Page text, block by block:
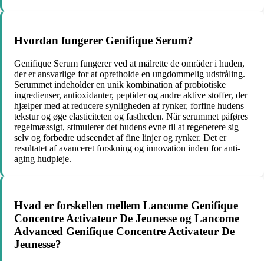
Hvordan fungerer Genifique Serum?
Genifique Serum fungerer ved at målrette de områder i huden,
der er ansvarlige for at opretholde en ungdommelig udstråling.
Serummet indeholder en unik kombination af probiotiske
ingredienser, antioxidanter, peptider og andre aktive stoffer, der
hjælper med at reducere synligheden af rynker, forfine hudens
tekstur og øge elasticiteten og fastheden. Når serummet påføres
regelmæssigt, stimulerer det hudens evne til at regenerere sig
selv og forbedre udseendet af fine linjer og rynker. Det er
resultatet af avanceret forskning og innovation inden for anti-
aging hudpleje.
Hvad er forskellen mellem Lancome Genifique
Concentre Activateur De Jeunesse og Lancome
Advanced Genifique Concentre Activateur De
Jeunesse?